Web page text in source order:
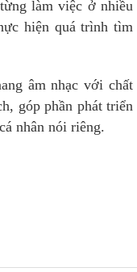
làm việc ở nhiều
hiện quá trình tìm
âm nhạc với chất
góp phần phát triển
nhân nói riêng.